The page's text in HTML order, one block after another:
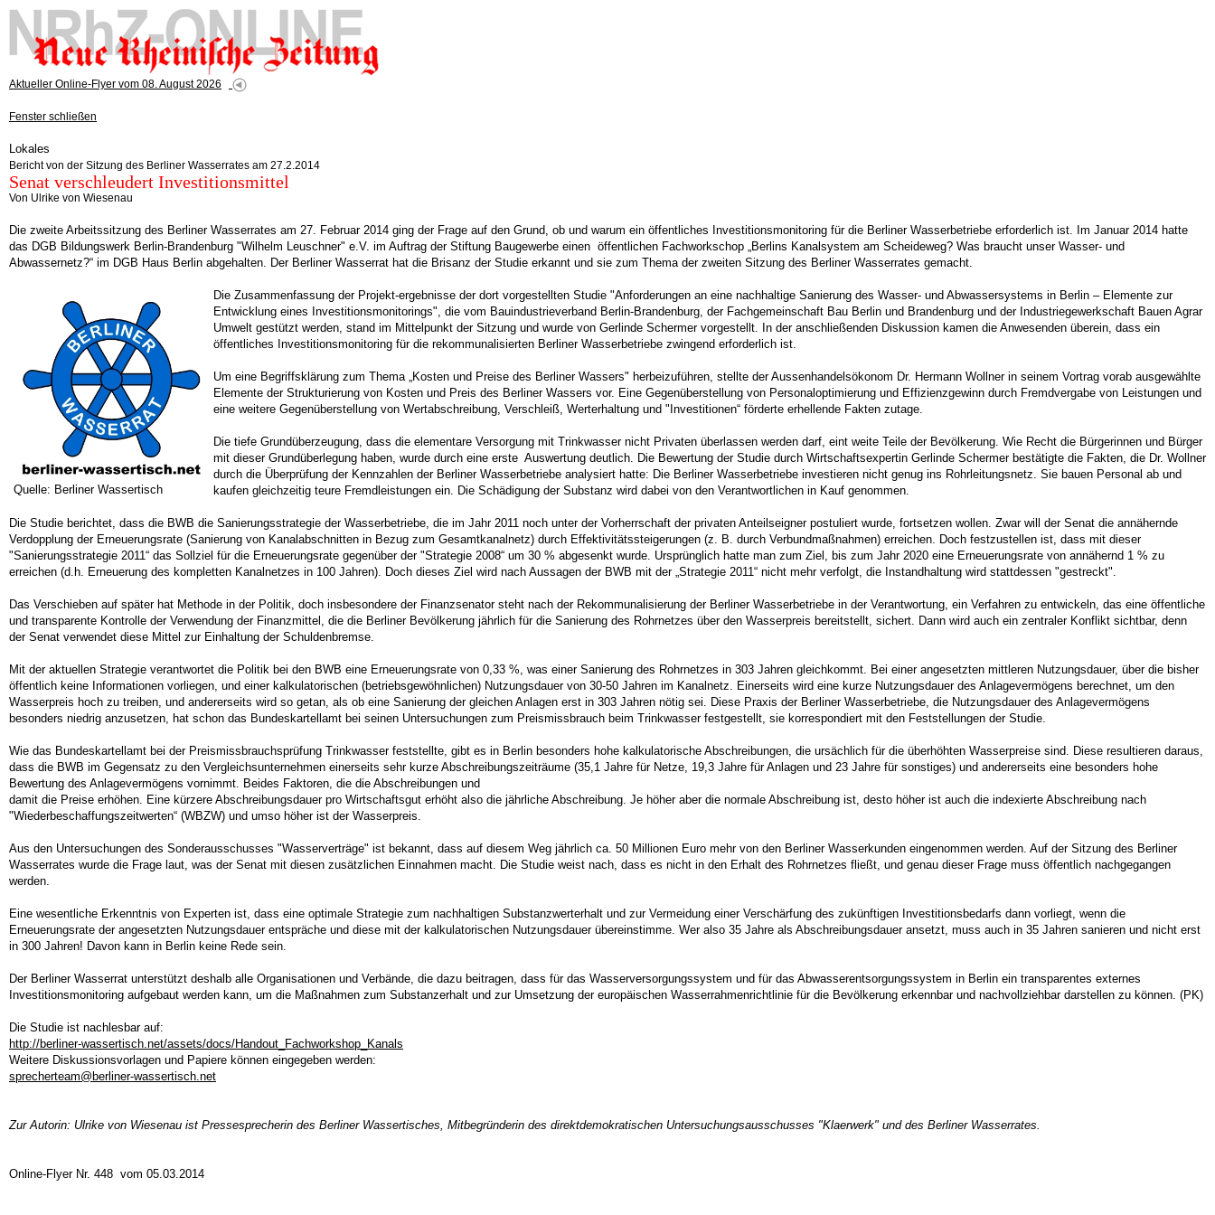
Aktueller Online-Flyer vom 08. August 2026
Fenster schließen
Lokales
Bericht von der Sitzung des Berliner Wasserrates am 27.2.2014
Senat verschleudert Investitionsmittel
Von Ulrike von Wiesenau
Die zweite Arbeitssitzung des Berliner Wasserrates am 27. Februar 2014 ging der Frage auf den Grund, ob und warum ein öffentliches Investitionsmonitoring für die Berliner Wasserbetriebe erforderlich ist. Im Januar 2014 hatte
das DGB Bildungswerk Berlin-Brandenburg "Wilhelm Leuschner" e.V. im Auftrag der Stiftung Baugewerbe einen öffentlichen Fachworkschop „Berlins Kanalsystem am Scheideweg? Was braucht unser Wasser- und
Abwassernetz?“ im DGB Haus Berlin abgehalten. Der Berliner Wasserrat hat die Brisanz der Studie erkannt und sie zum Thema der zweiten Sitzung des Berliner Wasserrates gemacht.
Quelle: Berliner Wassertisch
Die Zusammenfassung der Projekt-ergebnisse der dort vorgestellten Studie "Anforderungen an eine nachhaltige Sanierung des Wasser- und Abwassersystems in Berlin – Elemente zur
Entwicklung eines Investitionsmonitorings", die vom Bauindustrieverband Berlin-Brandenburg, der Fachgemeinschaft Bau Berlin und Brandenburg und der Industriegewerkschaft Bauen Agrar
Umwelt gestützt werden, stand im Mittelpunkt der Sitzung und wurde von Gerlinde Schermer vorgestellt. In der anschließenden Diskussion kamen die Anwesenden überein, dass ein
öffentliches Investitionsmonitoring für die rekommunalisierten Berliner Wasserbetriebe zwingend erforderlich ist.
Um eine Begriffsklärung zum Thema „Kosten und Preise des Berliner Wassers" herbeizuführen, stellte der Aussenhandelsökonom Dr. Hermann Wollner in seinem Vortrag vorab ausgewählte
Elemente der Strukturierung von Kosten und Preis des Berliner Wassers vor. Eine Gegenüberstellung von Personaloptimierung und Effizienzgewinn durch Fremdvergabe von Leistungen und
eine weitere Gegenüberstellung von Wertabschreibung, Verschleiß, Werterhaltung und "Investitionen“ förderte erhellende Fakten zutage.
Die tiefe Grundüberzeugung, dass die elementare Versorgung mit Trinkwasser nicht Privaten überlassen werden darf, eint weite Teile der Bevölkerung. Wie Recht die Bürgerinnen und Bürger
mit dieser Grundüberlegung haben, wurde durch eine erste Auswertung deutlich. Die Bewertung der Studie durch Wirtschaftsexpertin Gerlinde Schermer bestätigte die Fakten, die Dr. Wollner
durch die Überprüfung der Kennzahlen der Berliner Wasserbetriebe analysiert hatte: Die Berliner Wasserbetriebe investieren nicht genug ins Rohrleitungsnetz. Sie bauen Personal ab und
kaufen gleichzeitig teure Fremdleistungen ein. Die Schädigung der Substanz wird dabei von den Verantwortlichen in Kauf genommen.
Die Studie berichtet, dass die BWB die Sanierungsstrategie der Wasserbetriebe, die im Jahr 2011 noch unter der Vorherrschaft der privaten Anteilseigner postuliert wurde, fortsetzen wollen. Zwar will der Senat die annähernde
Verdopplung der Erneuerungsrate (Sanierung von Kanalabschnitten in Bezug zum Gesamtkanalnetz) durch Effektivitätssteigerungen (z. B. durch Verbundmaßnahmen) erreichen. Doch festzustellen ist, dass mit dieser
"Sanierungsstrategie 2011“ das Sollziel für die Erneuerungsrate gegenüber der "Strategie 2008“ um 30 % abgesenkt wurde. Ursprünglich hatte man zum Ziel, bis zum Jahr 2020 eine Erneuerungsrate von annähernd 1 % zu
erreichen (d.h. Erneuerung des kompletten Kanalnetzes in 100 Jahren). Doch dieses Ziel wird nach Aussagen der BWB mit der „Strategie 2011“ nicht mehr verfolgt, die Instandhaltung wird stattdessen "gestreckt".
Das Verschieben auf später hat Methode in der Politik, doch insbesondere der Finanzsenator steht nach der Rekommunalisierung der Berliner Wasserbetriebe in der Verantwortung, ein Verfahren zu entwickeln, das eine öffentliche
und transparente Kontrolle der Verwendung der Finanzmittel, die die Berliner Bevölkerung jährlich für die Sanierung des Rohrnetzes über den Wasserpreis bereitstellt, sichert. Dann wird auch ein zentraler Konflikt sichtbar, denn
der Senat verwendet diese Mittel zur Einhaltung der Schuldenbremse.
Mit der aktuellen Strategie verantwortet die Politik bei den BWB eine Erneuerungsrate von 0,33 %, was einer Sanierung des Rohrnetzes in 303 Jahren gleichkommt. Bei einer angesetzten mittleren Nutzungsdauer, über die bisher
öffentlich keine Informationen vorliegen, und einer kalkulatorischen (betriebsgewöhnlichen) Nutzungsdauer von 30-50 Jahren im Kanalnetz. Einerseits wird eine kurze Nutzungsdauer des Anlagevermögens berechnet, um den
Wasserpreis hoch zu treiben, und andererseits wird so getan, als ob eine Sanierung der gleichen Anlagen erst in 303 Jahren nötig sei. Diese Praxis der Berliner Wasserbetriebe, die Nutzungsdauer des Anlagevermögens
besonders niedrig anzusetzen, hat schon das Bundeskartellamt bei seinen Untersuchungen zum Preismissbrauch beim Trinkwasser festgestellt, sie korrespondiert mit den Feststellungen der Studie.
Wie das Bundeskartellamt bei der Preismissbrauchsprüfung Trinkwasser feststellte, gibt es in Berlin besonders hohe kalkulatorische Abschreibungen, die ursächlich für die überhöhten Wasserpreise sind. Diese resultieren daraus,
dass die BWB im Gegensatz zu den Vergleichsunternehmen einerseits sehr kurze Abschreibungszeiträume (35,1 Jahre für Netze, 19,3 Jahre für Anlagen und 23 Jahre für sonstiges) und andererseits eine besonders hohe
Bewertung des Anlagevermögens vornimmt. Beides Faktoren, die die Abschreibungen und
damit die Preise erhöhen. Eine kürzere Abschreibungsdauer pro Wirtschaftsgut erhöht also die jährliche Abschreibung. Je höher aber die normale Abschreibung ist, desto höher ist auch die indexierte Abschreibung nach
"Wiederbeschaffungszeitwerten“ (WBZW) und umso höher ist der Wasserpreis.
Aus den Untersuchungen des Sonderausschusses "Wasserverträge" ist bekannt, dass auf diesem Weg jährlich ca. 50 Millionen Euro mehr von den Berliner Wasserkunden eingenommen werden. Auf der Sitzung des Berliner
Wasserrates wurde die Frage laut, was der Senat mit diesen zusätzlichen Einnahmen macht. Die Studie weist nach, dass es nicht in den Erhalt des Rohrnetzes fließt, und genau dieser Frage muss öffentlich nachgegangen
werden.
Eine wesentliche Erkenntnis von Experten ist, dass eine optimale Strategie zum nachhaltigen Substanzwerterhalt und zur Vermeidung einer Verschärfung des zukünftigen Investitionsbedarfs dann vorliegt, wenn die
Erneuerungsrate der angesetzten Nutzungsdauer entspräche und diese mit der kalkulatorischen Nutzungsdauer übereinstimme. Wer also 35 Jahre als Abschreibungsdauer ansetzt, muss auch in 35 Jahren sanieren und nicht erst
in 300 Jahren! Davon kann in Berlin keine Rede sein.
Der Berliner Wasserrat unterstützt deshalb alle Organisationen und Verbände, die dazu beitragen, dass für das Wasserversorgungssystem und für das Abwasserentsorgungssystem in Berlin ein transparentes externes
Investitionsmonitoring aufgebaut werden kann, um die Maßnahmen zum Substanzerhalt und zur Umsetzung der europäischen Wasserrahmenrichtlinie für die Bevölkerung erkennbar und nachvollziehbar darstellen zu können. (PK)
Die Studie ist nachlesbar auf:
http://berliner-wassertisch.net/assets/docs/Handout_Fachworkshop_Kanals
Weitere Diskussionsvorlagen und Papiere können eingegeben werden:
sprecherteam@berliner-wassertisch.net
Zur Autorin: Ulrike von Wiesenau ist Pressesprecherin des Berliner Wassertisches, Mitbegründerin des direktdemokratischen Untersuchungsausschusses "Klaerwerk" und des Berliner Wasserrates.
Online-Flyer Nr. 448 vom 05.03.2014